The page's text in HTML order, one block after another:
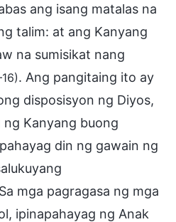
ang isang matalas na
talim: at ang Kanyang
na sumisikat nang
. Ang pangitaing ito ay
disposisyon ng Diyos,
Kanyang buong
din ng gawain ng
mga pagragasa ng mga
ipinapahayag ng Anak